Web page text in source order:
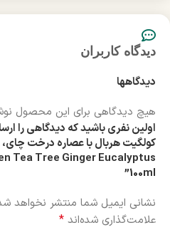
دیدگاه کاربران
دیدگاهها
هیچ دیدگاهی برای این محصول
اولین نفری باشید که دیدگاهی را
Tea Tree Ginger Eucalyptus
100ml”
نشانی ایمیل شما منتشر نخواهد
علامت‌گذاری شده‌اند *